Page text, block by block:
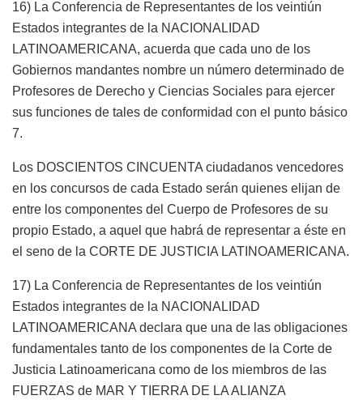
16) La Conferencia de Representantes de los veintiún
Estados integrantes de la NACIONALIDAD
LATINOAMERICANA, acuerda que cada uno de los
Gobiernos mandantes nombre un número determinado de
Profesores de Derecho y Ciencias Sociales para ejercer
sus funciones de tales de conformidad con el punto básico
7.
Los DOSCIENTOS CINCUENTA ciudadanos vencedores
en los concursos de cada Estado serán quienes elijan de
entre los componentes del Cuerpo de Profesores de su
propio Estado, a aquel que habrá de representar a éste en
el seno de la CORTE DE JUSTICIA LATINOAMERICANA.
17) La Conferencia de Representantes de los veintiún
Estados integrantes de la NACIONALIDAD
LATINOAMERICANA declara que una de las obligaciones
fundamentales tanto de los componentes de la Corte de
Justicia Latinoamericana como de los miembros de las
FUERZAS de MAR Y TIERRA DE LA ALIANZA